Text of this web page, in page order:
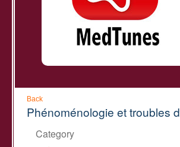
Back
Phénoménologie et troubles
Category